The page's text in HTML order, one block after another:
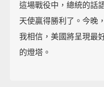
這場戰役中，總統的話
天使贏得勝利了。今晚
我相信，美國將呈現最
的燈塔。